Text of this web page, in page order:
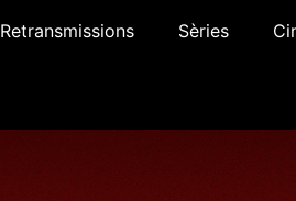
Retransmissions Sèries